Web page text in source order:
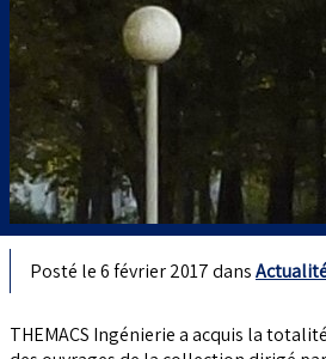
Posté le 6 février 2017 dans
THEMACS Ingénierie a acquis la